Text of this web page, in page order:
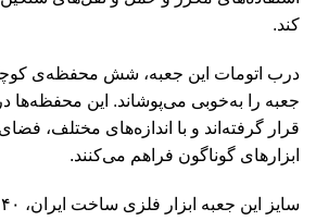
کند.
درب اتومات این جعبه، شش محفظه‌ی
جعبه را به‌خوبی می‌پوشاند. این محفظه‌ها
قرار گرفته‌اند و با اندازه‌های مختلف،
ابزارهای گوناگون فراهم می‌کنند.